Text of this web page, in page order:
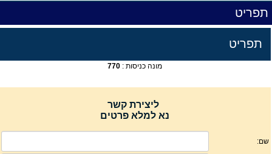
תפריט
תפריט
מונה כניסות : 770
ליצירת קשר
נא למלא פרטים